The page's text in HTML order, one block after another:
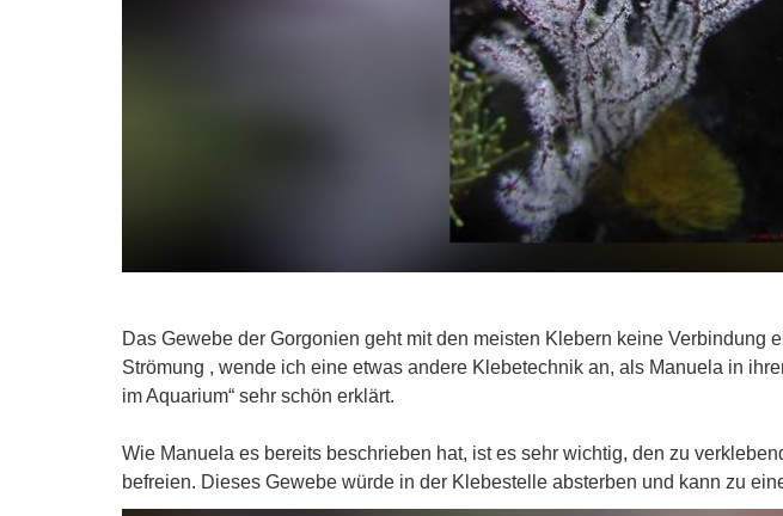
Das Gewebe der Gorgonien geht mit den meisten Klebern keine Verbindung
Strömung , wende ich eine etwas andere Klebetechnik an, als Manuela in
im Aquarium“ sehr schön erklärt.
Wie Manuela es bereits beschrieben hat, ist es sehr wichtig, den zu
befreien. Dieses Gewebe würde in der Klebestelle absterben und kann zu